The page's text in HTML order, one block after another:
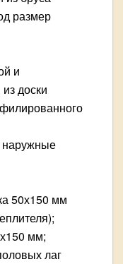
размер
и
доски
наружные
50х150 мм
мм;
лаг